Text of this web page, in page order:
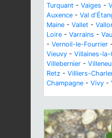
Turquant - Vaiges -
Auxence - Val
Maine - Vallet -
Loire - Varrains -
- Vernoil-le-Fourrier -
Vieuvy - Villaines-la-
Villebernier -
Retz - Villiers-
Champagne - Vivy -